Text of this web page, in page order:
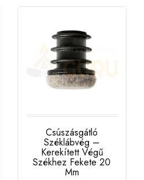
Csúszásgátló
Széklábvég –
Kerekített Végű
Székhez Fekete 20
Mm